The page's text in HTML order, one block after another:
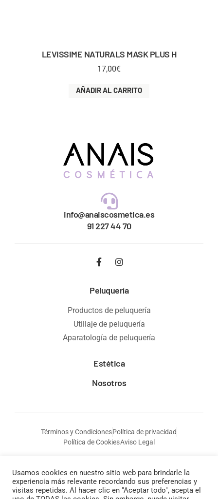
LEVISSIME NATURALS MASK PLUS H
17,00€
AÑADIR AL CARRITO
info@anaiscosmetica.es
91 227 44 70
Peluquería
Productos de peluquería
Utillaje de peluquería
Aparatología de peluquería
Estética
Nosotros
Términos y CondicionesPolítica de privacidad
Política de CookiesAviso Legal
Usamos cookies en nuestro sitio web para brindarle la
experiencia más relevante recordando sus preferencias y
visitas repetidas. Al hacer clic en "Aceptar todo", acepta el